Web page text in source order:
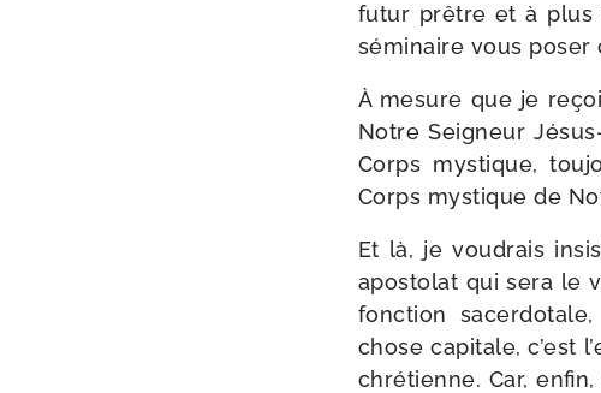
futur prêtre et à plus
sémi­naire vous poser
À mesure que je
Notre Seigneur
Corps mys­tique,
Corps mys­tique de
Et là, je vou­drais
apos­to­lat qui sera le
fonc­tion
chose capi­tale, c’est
chré­tienne. Car,